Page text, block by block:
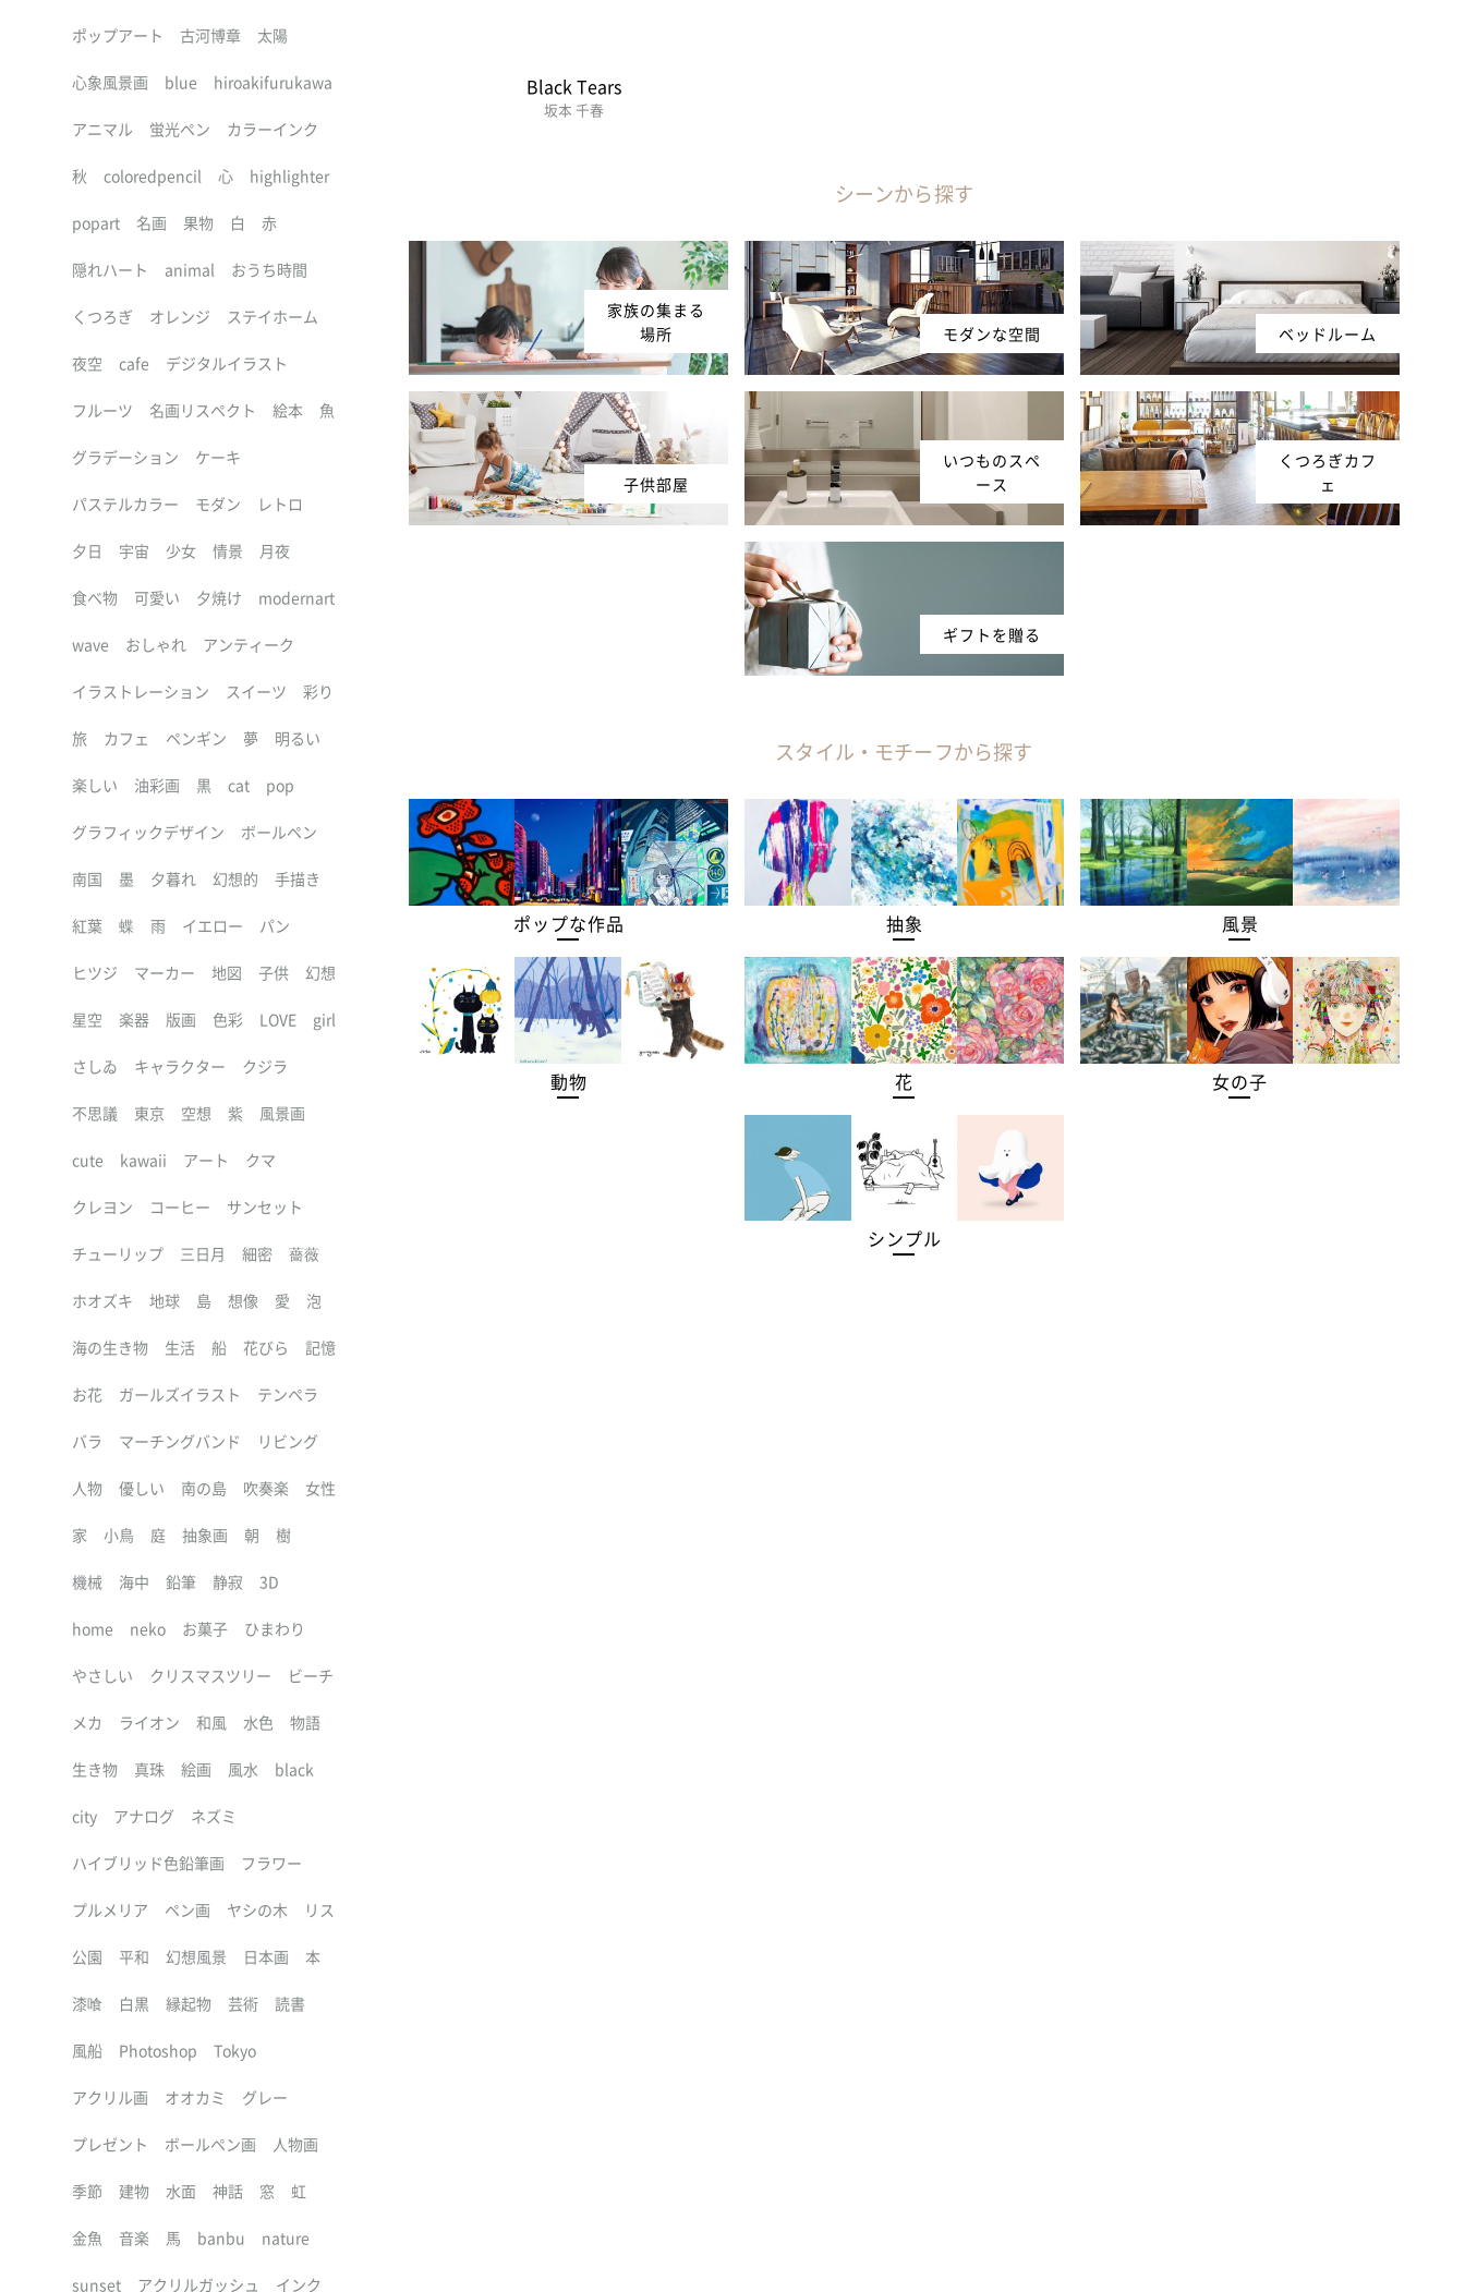
Black Tears
坂本 千春
シーンから探す
家族の集まる
場所
モダンな空間 ベッドルーム
子供部屋
いつものスペ
ース
くつろぎカフ
ェ
ギフトを贈る
スタイル・モチーフから探す
ポップな作品 抽象 風景
動物 花 女の子
シンプル
ポップアート 古河博章 太陽
心象風景画 blue hiroakifurukawa
アニマル 蛍光ペン カラーインク
秋 coloredpencil 心 highlighter
popart 名画 果物 白 赤
隠れハート animal おうち時間
くつろぎ オレンジ ステイホーム
夜空 cafe デジタルイラスト
フルーツ 名画リスペクト 絵本 魚
グラデーション ケーキ
パステルカラー モダン レトロ
夕日 宇宙 少女 情景 月夜
食べ物 可愛い 夕焼け modernart
wave おしゃれ アンティーク
イラストレーション スイーツ 彩り
旅 カフェ ペンギン 夢 明るい
楽しい 油彩画 黒 cat pop
グラフィックデザイン ボールペン
南国 墨 夕暮れ 幻想的 手描き
紅葉 蝶 雨 イエロー パン
ヒツジ マーカー 地図 子供 幻想
星空 楽器 版画 色彩 LOVE girl
さしゐ キャラクター クジラ
不思議 東京 空想 紫 風景画
cute kawaii アート クマ
クレヨン コーヒー サンセット
チューリップ 三日月 細密 薔薇
ホオズキ 地球 島 想像 愛 泡
海の生き物 生活 船 花びら 記憶
お花 ガールズイラスト テンペラ
バラ マーチングバンド リビング
人物 優しい 南の島 吹奏楽 女性
家 小鳥 庭 抽象画 朝 樹
機械 海中 鉛筆 静寂 3D
home neko お菓子 ひまわり
やさしい クリスマスツリー ビーチ
メカ ライオン 和風 水色 物語
生き物 真珠 絵画 風水 black
city アナログ ネズミ
ハイブリッド色鉛筆画 フラワー
プルメリア ペン画 ヤシの木 リス
公園 平和 幻想風景 日本画 本
漆喰 白黒 縁起物 芸術 読書
風船 Photoshop Tokyo
アクリル画 オオカミ グレー
プレゼント ボールペン画 人物画
季節 建物 水面 神話 窓 虹
金魚 音楽 馬 banbu nature
sunset アクリルガッシュ インク